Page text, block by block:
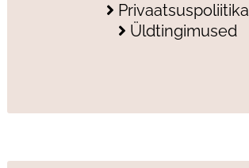
Privaatsuspoliitika
Üldtingimused